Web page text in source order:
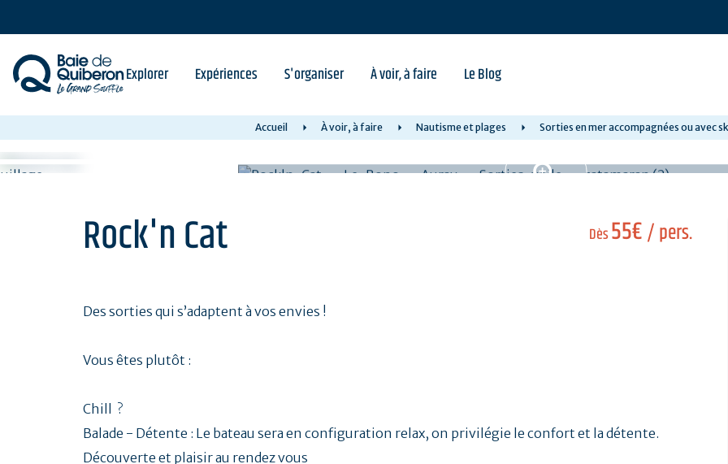
principal
Explorer Expériences S'organiser À voir, à faire Le Blog
Accueil À voir, à faire Nautisme et plages Sorties en mer accompagnées ou avec
Dès55€/ pers.
Rock'n Cat
Des sorties qui s’adaptent à vos envies !
Vous êtes plutôt :
Chill ?
Balade - Détente : Le bateau sera en configuration relax, on privilégie le confort et la détente.
Découverte et plaisir au rendez vous